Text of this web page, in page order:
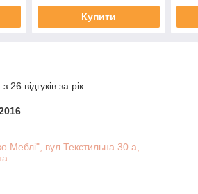
Купити
26 відгуків за рік
Меблі", вул.Текстильна 30 а,